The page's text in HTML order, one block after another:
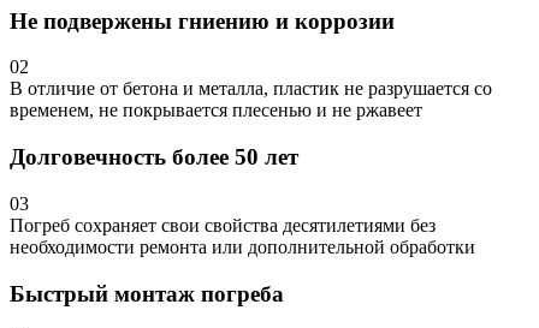
Не подвержены гниению и коррозии
02
В отличие от бетона и металла, пластик не разрушается со
временем, не покрывается плесенью и не ржавеет
Долговечность более 50 лет
03
Погреб сохраняет свои свойства десятилетиями без
необходимости ремонта или дополнительной обработки
Быстрый монтаж погреба